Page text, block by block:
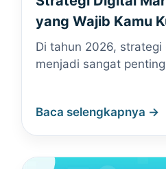
yang Wajib Kamu
Di tahun 2026,
menjadi sangat
Baca selengkapnya →